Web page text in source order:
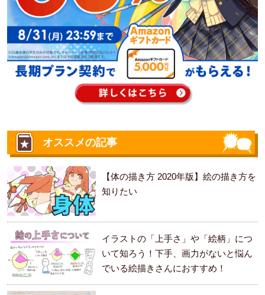
オススメの記事
【体の描き方 2020年版】絵の描き方を
知りたい
イラストの「上手さ」や「絵柄」につ
いて知ろう！下手、画力がないと悩ん
でいる絵描きさんにおすすめ！